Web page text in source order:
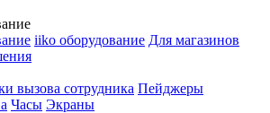
iiko оборудование Для магазинов
вызова сотрудника Пейджеры
Часы Экраны